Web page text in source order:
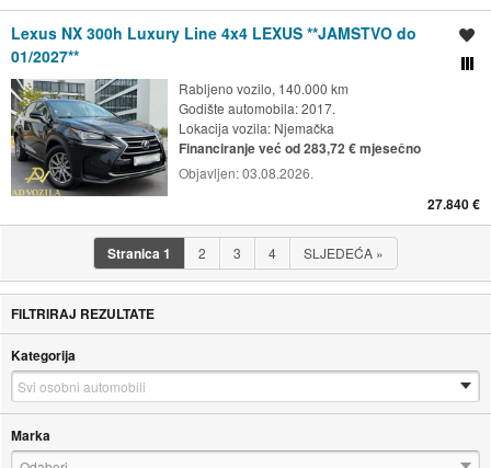
Lexus NX 300h Luxury Line 4x4 LEXUS **JAMSTVO do
01/2027**
Rabljeno vozilo, 140.000 km
Godište automobila: 2017.
Lokacija vozila: Njemačka
Financiranje već od 283,72 € mjesečno
Objavljen:03.08.2026.
27.840 €
Stranica1 2 3 4 SLJEDEĆA »
FILTRIRAJ REZULTATE
Kategorija
Marka